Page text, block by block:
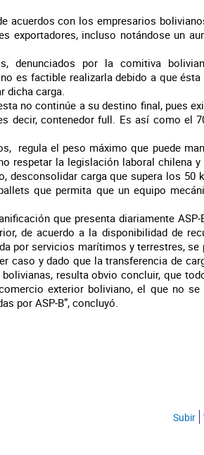
acuerdos con los empresarios
exportadores, incluso notándose un
denunciados por la comitiva
es factible realizarla debido a que ésta
dicha carga.
no continúe a su destino final, pues
decir, contenedor full. Es así como el
regula el peso máximo que puede
respetar la legislación laboral chilena y
desconsolidar carga que supera los 50
que permita que un equipo
que presenta diariamente ASP-
de acuerdo a la disponibilidad de
por servicios marítimos y terrestres, se
caso y dado que la transferencia de
resulta obvio concluir, que
exterior boliviano, el que no se
por ASP-B”, concluyó.
Subir